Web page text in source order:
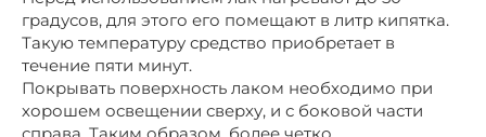
градусов, для этого его помещают в литр кипятка.
Такую температуру средство приобретает в
течение пяти минут.
Покрывать поверхность лаком необходимо при
хорошем освещении сверху, и с боковой части